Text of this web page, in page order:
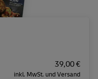
39,00 €
inkl. MwSt. und Versand